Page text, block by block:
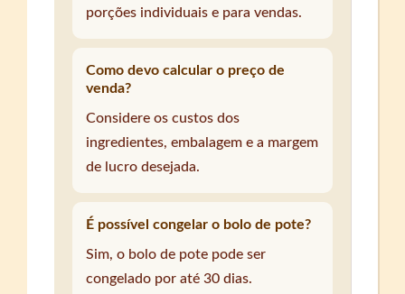
porções individuais e para vendas.
Como devo calcular o preço de
venda?
Considere os custos dos
ingredientes, embalagem e a margem
de lucro desejada.
É possível congelar o bolo de pote?
Sim, o bolo de pote pode ser
congelado por até 30 dias.